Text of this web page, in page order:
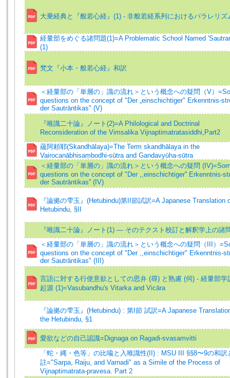
大乗経典と『般若心経』(1) - 非般若経系列におけるパラレリズ
経量部をめぐる諸問題(1)=A Problematic School Named
(1)
梵文『小本・般若心経』和訳
＜経量部の「単層の」識の流れ＞という概念への疑問（V）
questions on the concept of "Der „einschichtiger" Erkenntnis-
der Sautrāntikas" (V)
『唯識二十論』ノート(2)=A Philological and Doctrinal
Reconsideration of the Vimsalika Vijnaptimatratasiddhi,Part2
蘊阿頼耶(Skandhālaya)=The Term skandhālaya in the
Vairocanābhisaṃbodhi-sūtra and Gandavyūha-sūtra
＜経量部の「単層の」識の流れ＞という概念への疑問
questions on the concept of "Der ,,einschichtiger'' Erkenntnis-
der Sautrāntikas'' (IV)
『論拠の雫玉』(Hetubindu)第II節試訳=A Japanese Translation
Hetubindu, §II
『唯識二十論』ノート(1) — そのテクスト校訂と解釈学上の諸
＜経量部の「単層の」識の流れ＞という概念への疑問（III）
questions on the concept of "Der ,,einschichtiger" Erkenntnis-
der Sautrāntikas" (III)
言語に対する行使意欲としての思弁 (尋) と熟慮 (伺) - 経量部学
起源 (1)=Vasubandhu's Vitarka and Vicāra
『論拠の雫玉』(Hetubindu) : 第I節 試訳=A Japanese
the Hetubindu, §1
愛欲などの自己認識=Dignaga on Ragadi-svasamvitti
「蛇・縄・色等」の比喩と入唯識性(II) : MSU III §§8〜9の和訳
註="Sarpa, Raiju, and Varnadi" as a Simile of the Process of
Vijnaptimatrata-pravesa. Part 2